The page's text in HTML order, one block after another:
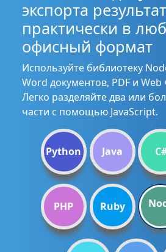
экспорта
практически в
офисный формат
Используйте библиотеку
Word документов, PDF и Web
Легко разделяйте два или
части с помощью JavaScript.
Python Java
PHP Ruby